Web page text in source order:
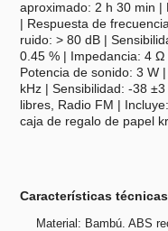
aproximado: 2 h 30 min |
| Respuesta de
ruido: > 80 dB |
0.45 % | Impedancia: 4 Ω
Potencia de sonido: 3 W
kHz | Sensibilidad: -38
libres, Radio FM |
caja de regalo de papel
Características técnicas
Material: Bambú. ABS